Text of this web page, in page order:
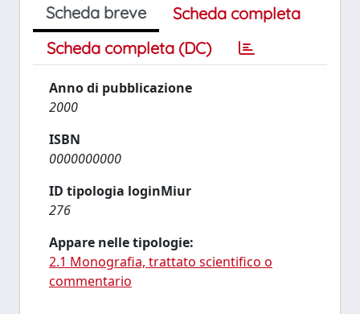
Scheda breve
Scheda completa
Scheda completa (DC)
Anno di pubblicazione
2000
ISBN
0000000000
ID tipologia loginMiur
276
Appare nelle tipologie:
2.1 Monografia, trattato scientifico o
commentario